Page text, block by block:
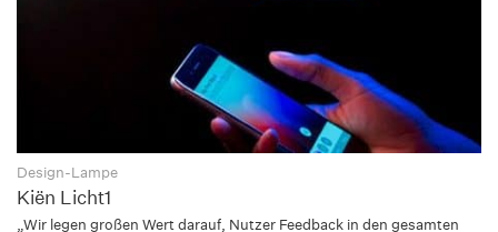
Design-Lampe
Kiën Licht1
„Wir legen großen Wert darauf, Nutzer Feedback in den gesamten